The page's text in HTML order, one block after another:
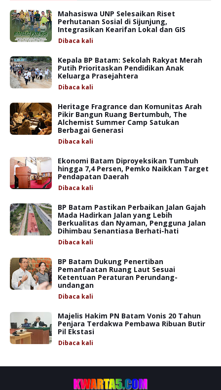
Mahasiswa UNP Selesaikan Riset
Perhutanan Sosial di Sijunjung,
Integrasikan Kearifan Lokal dan GIS
Dibaca kali
Kepala BP Batam: Sekolah Rakyat Merah
Putih Prioritaskan Pendidikan Anak
Keluarga Prasejahtera
Dibaca kali
Heritage Fragrance dan Komunitas Arah
Pikir Bangun Ruang Bertumbuh, The
Alchemist Summer Camp Satukan
Berbagai Generasi
Dibaca kali
Ekonomi Batam Diproyeksikan Tumbuh
hingga 7,4 Persen, Pemko Naikkan Target
Pendapatan Daerah
Dibaca kali
BP Batam Pastikan Perbaikan Jalan Gajah
Mada Hadirkan Jalan yang Lebih
Berkualitas dan Nyaman, Pengguna Jalan
Dihimbau Senantiasa Berhati-hati
Dibaca kali
BP Batam Dukung Penertiban
Pemanfaatan Ruang Laut Sesuai
Ketentuan Peraturan Perundang-
undangan
Dibaca kali
Majelis Hakim PN Batam Vonis 20 Tahun
Penjara Terdakwa Pembawa Ribuan Butir
Pil Ekstasi
Dibaca kali